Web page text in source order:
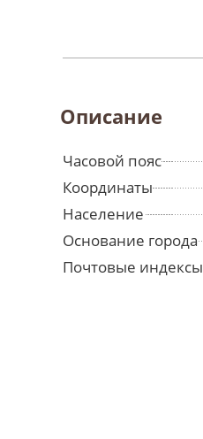
Описание
Часовой пояс
Координаты
Население
Основание города
Почтовые индексы